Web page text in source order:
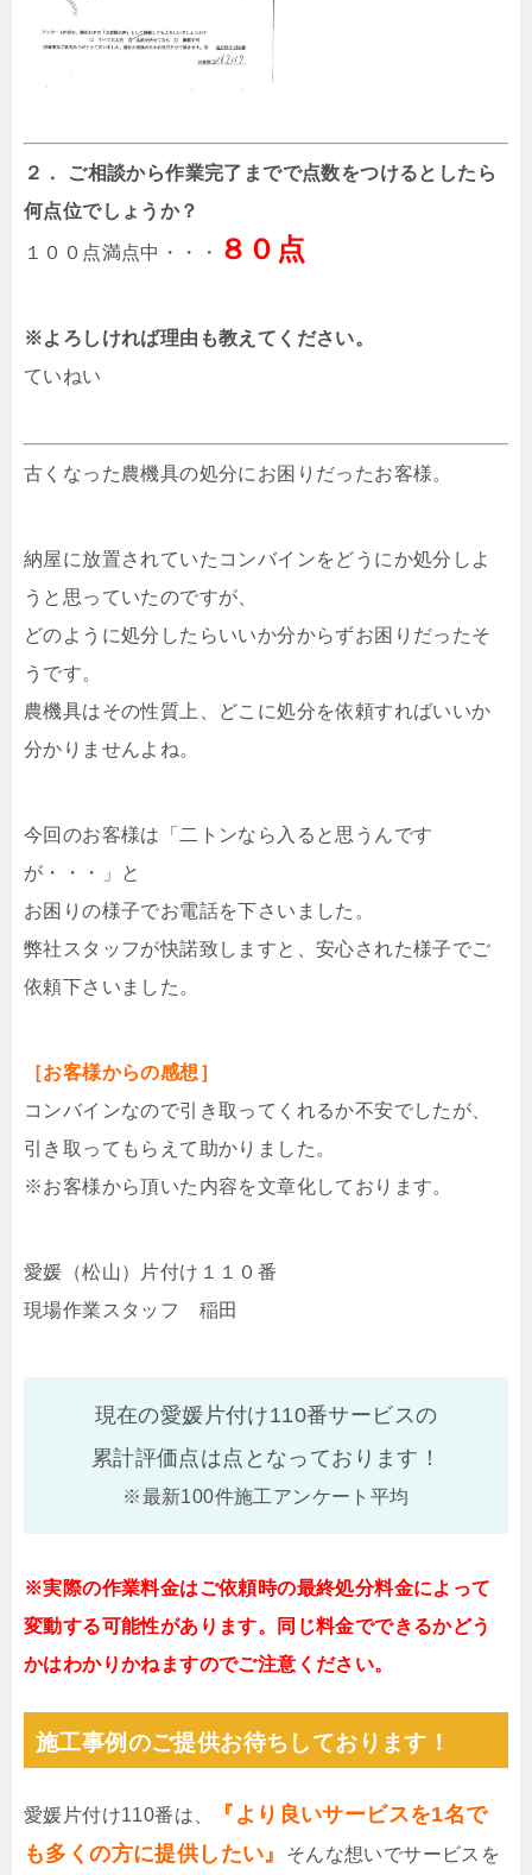
２． ご相談から作業完了までで点数をつけるとしたら
何点位でしょうか？
１００点満点中・・・ ８０点
※よろしければ理由も教えてください。
ていねい
古くなった農機具の処分にお困りだったお客様。
納屋に放置されていたコンバインをどうにか処分しよ
うと思っていたのですが、
どのように処分したらいいか分からずお困りだったそ
うです。
農機具はその性質上、どこに処分を依頼すればいいか
分かりませんよね。
今回のお客様は「二トンなら入ると思うんです
が・・・」と
お困りの様子でお電話を下さいました。
弊社スタッフが快諾致しますと、安心された様子でご
依頼下さいました。
［お客様からの感想］
コンバインなので引き取ってくれるか不安でしたが、
引き取ってもらえて助かりました。
※お客様から頂いた内容を文章化しております。
愛媛（松山）片付け１１０番
現場作業スタッフ 稲田
現在の愛媛片付け110番サービスの
累計評価点は点となっております！
※最新100件施工アンケート平均
※実際の作業料金はご依頼時の最終処分料金によって
変動する可能性があります。同じ料金でできるかどう
かはわかりかねますのでご注意ください。
施工事例のご提供お待ちしております！
愛媛片付け110番は、
『より良いサービスを1名で
も多くの方に提供したい』
そんな想いでサービスを